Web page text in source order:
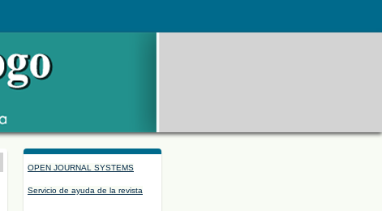
OPEN JOURNAL SYSTEMS
Servicio de ayuda de la revista